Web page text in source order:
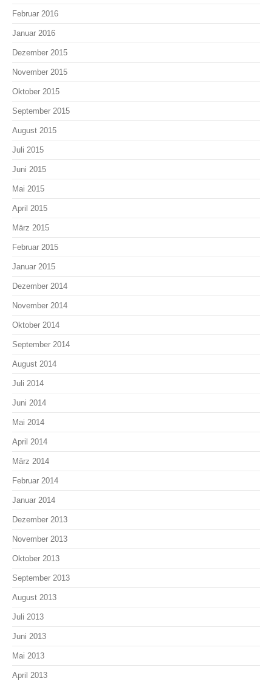
Februar 2016
Januar 2016
Dezember 2015
November 2015
Oktober 2015
September 2015
August 2015
Juli 2015
Juni 2015
Mai 2015
April 2015
März 2015
Februar 2015
Januar 2015
Dezember 2014
November 2014
Oktober 2014
September 2014
August 2014
Juli 2014
Juni 2014
Mai 2014
April 2014
März 2014
Februar 2014
Januar 2014
Dezember 2013
November 2013
Oktober 2013
September 2013
August 2013
Juli 2013
Juni 2013
Mai 2013
April 2013